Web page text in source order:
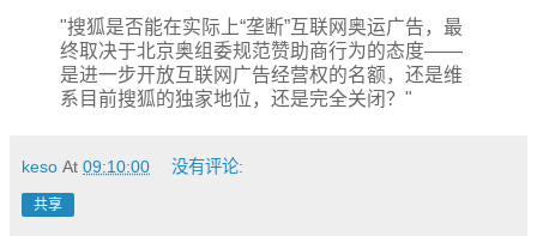
"搜狐是否能在实际上“垄断”互联网奥运广告，最
终取决于北京奥组委规范赞助商行为的态度——
是进一步开放互联网广告经营权的名额，还是维
系目前搜狐的独家地位，还是完全关闭？"
keso At 09:10:00 没有评论:
共享